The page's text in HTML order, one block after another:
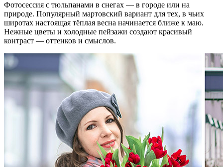
Фотосессия с тюльпанами в снегах — в городе или на
природе. Популярный мартовский вариант для тех, в чьих
широтах настоящая тёплая весна начинается ближе к маю.
Нежные цветы и холодные пейзажи создают красивый
контраст — оттенков и смыслов.